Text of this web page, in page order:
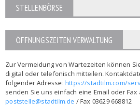
STELLENBÖRSE
ÖFFNUNGSZEITEN VERWALTUNG
Zur Vermeidung von Wartezeiten können
digital oder telefonisch mitteilen.
folgender Adresse: https://stadtilm.com/
senden Sie uns einfach eine Email oder Fax
poststelle@stadtilm.de / Fax 03629 668812